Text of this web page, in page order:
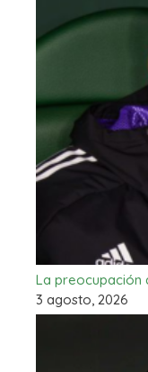
La preocupación
3 agosto, 2026